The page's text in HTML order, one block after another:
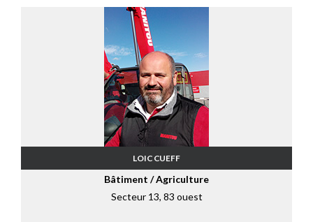
LOIC CUEFF
Bâtiment / Agriculture
Secteur 13, 83 ouest